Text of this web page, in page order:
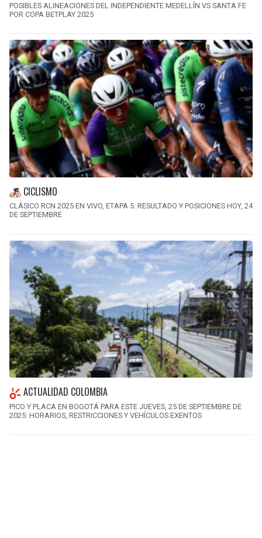
POSIBLES ALINEACIONES DEL INDEPENDIENTE MEDELLÍN VS SANTA FE
POR COPA BETPLAY 2025
CICLISMO
CLÁSICO RCN 2025 EN VIVO, ETAPA 5: RESULTADO Y POSICIONES HOY, 24
DE SEPTIEMBRE
ACTUALIDAD COLOMBIA
PICO Y PLACA EN BOGOTÁ PARA ESTE JUEVES, 25 DE SEPTIEMBRE DE
2025: HORARIOS, RESTRICCIONES Y VEHÍCULOS EXENTOS